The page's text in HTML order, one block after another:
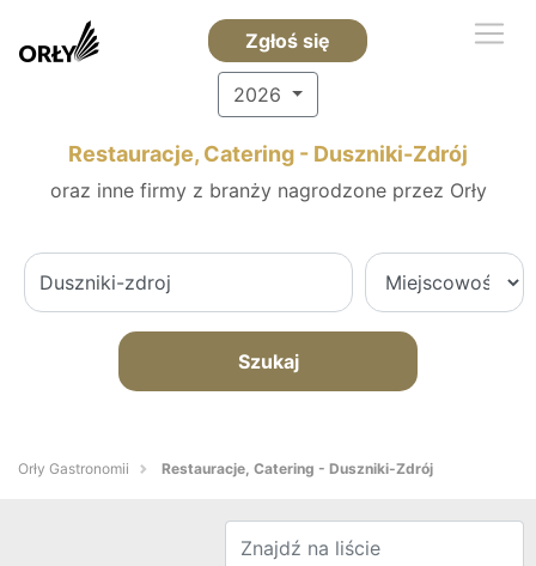
Zgłoś się
2026
Restauracje, Catering - Duszniki-Zdrój
oraz inne firmy z branży nagrodzone przez Orły
Szukaj
Orły Gastronomii Restauracje, Catering - Duszniki-Zdrój